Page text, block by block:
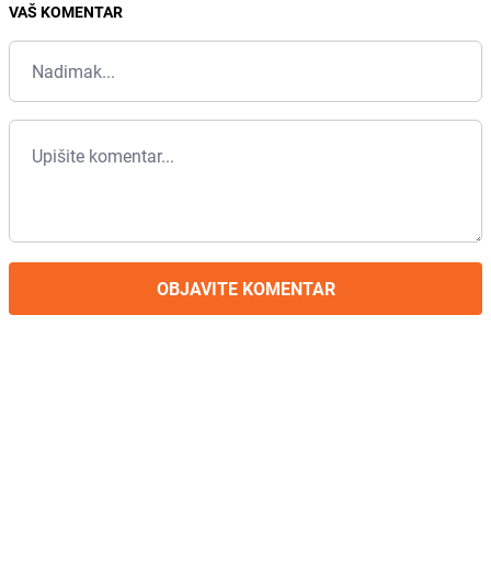
VAŠ KOMENTAR
OBJAVITE KOMENTAR